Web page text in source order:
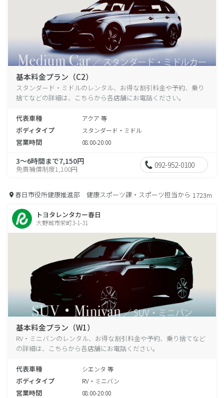
基本料金プラン（C2）
スタンダード・ミドルのレンタル、お得な割引料金や予約、乗り
捨てなどの詳細は、こちらから各店舗にお電話ください。
代表車種 アクア 等
ボディタイプ スタンダード・ミドル
営業時間 08:00-20:00
3～6時間まで7,150円
免責補償制度1,100円 092-952-0100
春日市役所健康推進部 健康スポーツ課・スポーツ担当から 1723m
トヨタレンタカー春日
大野城市栄町3-1-31
基本料金プラン（W1）
RV・ミニバンのレンタル、お得な割引料金や予約、乗り捨てなど
の詳細は、こちらから各店舗にお電話ください。
代表車種 シエンタ 等
ボディタイプ RV・ミニバン
営業時間 08:00-20:00